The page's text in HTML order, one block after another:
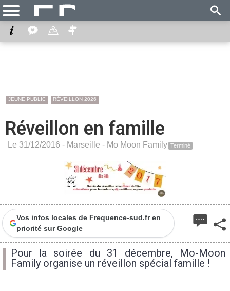
JEUNE PUBLIC RÉVEILLON 2026
Réveillon en famille
Le 31/12/2016 - Marseille - Mo Moon Family Terminé
Vos infos locales de Frequence-sud.fr en
priorité sur Google
Pour la soirée du 31 décembre, Mo-Moon
Family organise un réveillon spécial famille !